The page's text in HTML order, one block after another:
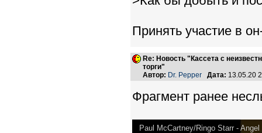
Принять участие в
Re: Новость "Кассета с
торги"
Автор: Dr. Pepper Дата: 13.05.20
Фрагмент ранее
Paul McCartney/Ringo Starr -